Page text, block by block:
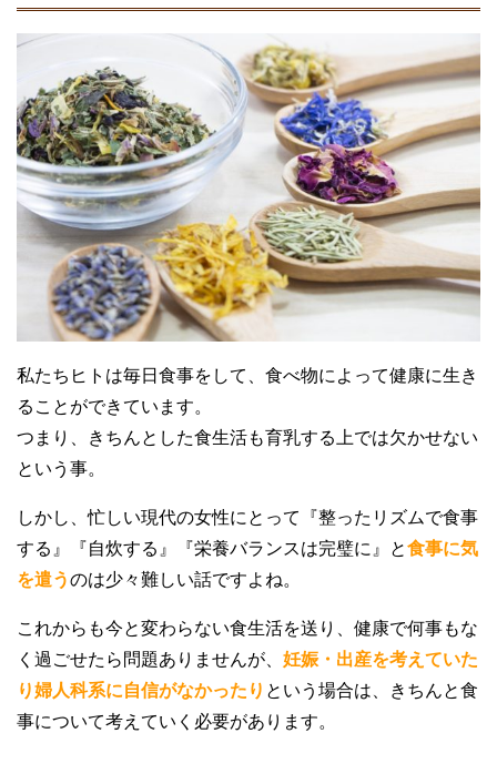
私たちヒトは毎日食事をして、食べ物によって健康に生き
ることができています。
つまり、きちんとした食生活も育乳する上では欠かせない
という事。
しかし、忙しい現代の女性にとって『整ったリズムで食事
する』『自炊する』『栄養バランスは完璧に』と食事に気
を遣うのは少々難しい話ですよね。
これからも今と変わらない食生活を送り、健康で何事もな
く過ごせたら問題ありませんが、 妊娠・出産を考えていた
り婦人科系に自信がなかったり という場合は、きちんと食
事について考えていく必要があります。